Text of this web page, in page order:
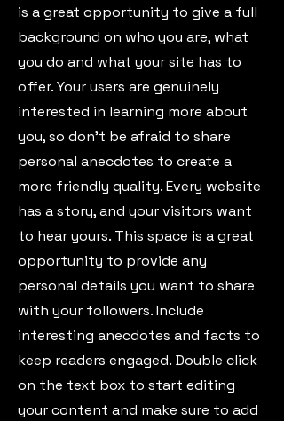
is a great opportunity to give a full
background on who you are, what
you do and what your site has to
offer. Your users are genuinely
interested in learning more about
you, so don’t be afraid to share
personal anecdotes to create a
more friendly quality. Every website
has a story, and your visitors want
to hear yours. This space is a great
opportunity to provide any
personal details you want to share
with your followers. Include
interesting anecdotes and facts to
keep readers engaged. Double click
on the text box to start editing
your content and make sure to add